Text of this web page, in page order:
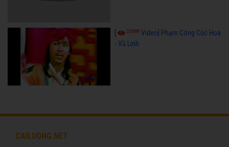
23608 Video] Phạm Công Cúc Hoa
- Vũ Linh
CAILUONG.NET